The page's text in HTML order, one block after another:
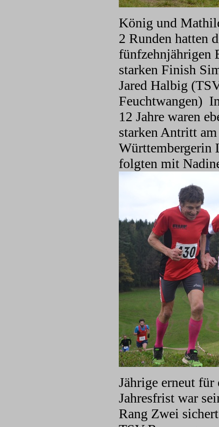
König und
2 Runden hatten
fünfzehnjährigen
starken Finish
Jared Halbig
Feuchtwangen)
12 Jahre waren
starken Antritt
Württembergerin
folgten mit
Jährige erneut
Jahresfrist war
Rang Zwei